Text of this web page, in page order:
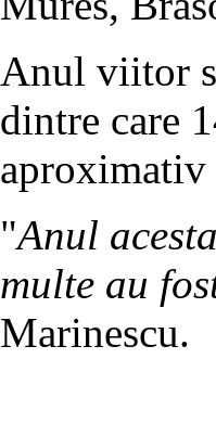
Anul viitor
dintre care
aproximativ
"Anul
multe au
Marinescu.